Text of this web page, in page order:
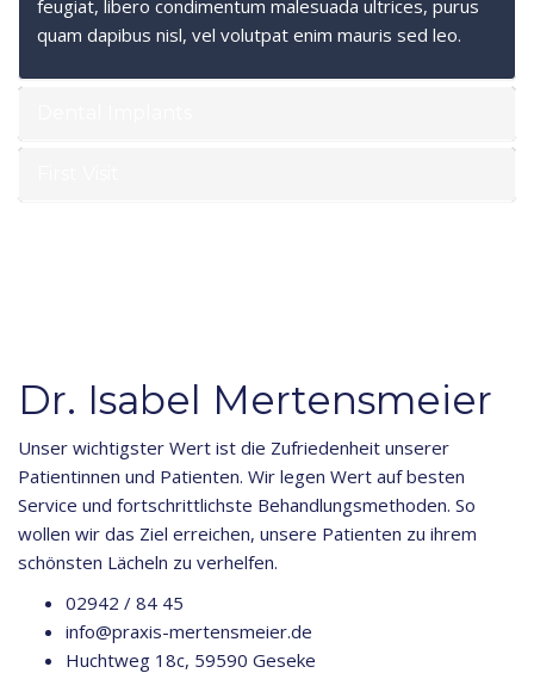
feugiat, libero condimentum malesuada ultrices, purus
quam dapibus nisl, vel volutpat enim mauris sed leo.
Dr. Isabel Mertensmeier
Unser wichtigster Wert ist die Zufriedenheit unserer
Patientinnen und Patienten. Wir legen Wert auf besten
Service und fortschrittlichste Behandlungsmethoden. So
wollen wir das Ziel erreichen, unsere Patienten zu ihrem
schönsten Lächeln zu verhelfen.
02942 / 84 45
info@praxis-mertensmeier.de
Huchtweg 18c, 59590 Geseke